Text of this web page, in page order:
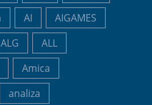
AI
AIGAMES
ALG
ALL
Amica
analiza